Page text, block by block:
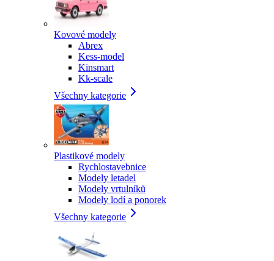
Kovové modely
Abrex
Kess-model
Kinsmart
Kk-scale
Všechny kategorie
Plastikové modely
Rychlostavebnice
Modely letadel
Modely vrtulníků
Modely lodí a ponorek
Všechny kategorie